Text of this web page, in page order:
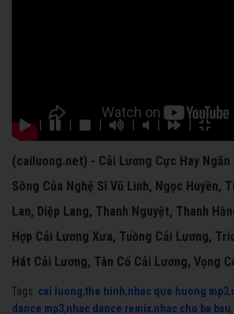
(cailuong.net) - Cải Lương Cực Hay Ngăn
Sông Của Nghệ Sĩ Vũ Linh, Ngọc Huyền,
Lan, Diệp Lang, Thanh Nguyệt, Thanh
Hợp Cải Lương Xưa, Tuồng Cải Lương,
Hát Cải Lương, Tân Cổ Cải Lương, Vọng
Tags: cai luong,the hinh,nhac que huong mp3,
dance mp3,nhac dance remix,nhac cho ba bau,